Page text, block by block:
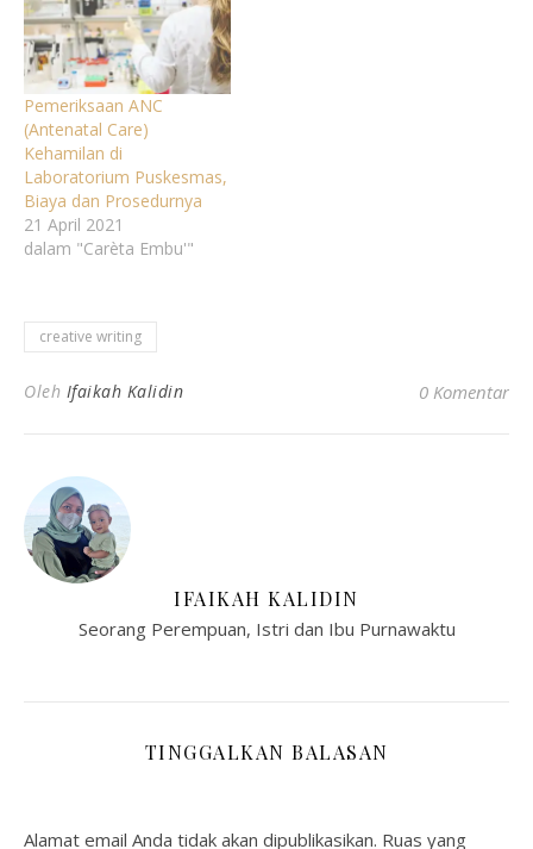
Pemeriksaan ANC
(Antenatal Care)
Kehamilan di
Laboratorium Puskesmas,
Biaya dan Prosedurnya
21 April 2021
dalam "Carèta Embu'"
creative writing
Oleh Ifaikah Kalidin 0 Komentar
IFAIKAH KALIDIN
Seorang Perempuan, Istri dan Ibu Purnawaktu
TINGGALKAN BALASAN
Alamat email Anda tidak akan dipublikasikan. Ruas yang